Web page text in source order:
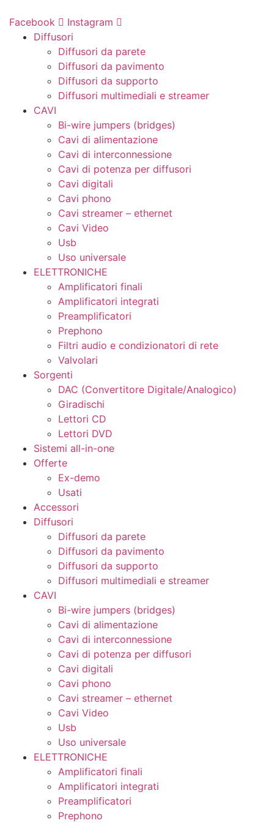
contenuto
Facebook
Instagram
Diffusori
Diffusori da parete
Diffusori da pavimento
Diffusori da supporto
Diffusori multimediali e streamer
CAVI
Bi-wire jumpers (bridges)
Cavi di alimentazione
Cavi di interconnessione
Cavi di potenza per diffusori
Cavi digitali
Cavi phono
Cavi streamer – ethernet
Cavi Video
Usb
Uso universale
ELETTRONICHE
Amplificatori finali
Amplificatori integrati
Preamplificatori
Prephono
Filtri audio e condizionatori di rete
Valvolari
Sorgenti
DAC (Convertitore Digitale/Analogico)
Giradischi
Lettori CD
Lettori DVD
Sistemi all-in-one
Offerte
Ex-demo
Usati
Accessori
Diffusori
Diffusori da parete
Diffusori da pavimento
Diffusori da supporto
Diffusori multimediali e streamer
CAVI
Bi-wire jumpers (bridges)
Cavi di alimentazione
Cavi di interconnessione
Cavi di potenza per diffusori
Cavi digitali
Cavi phono
Cavi streamer – ethernet
Cavi Video
Usb
Uso universale
ELETTRONICHE
Amplificatori finali
Amplificatori integrati
Preamplificatori
Prephono